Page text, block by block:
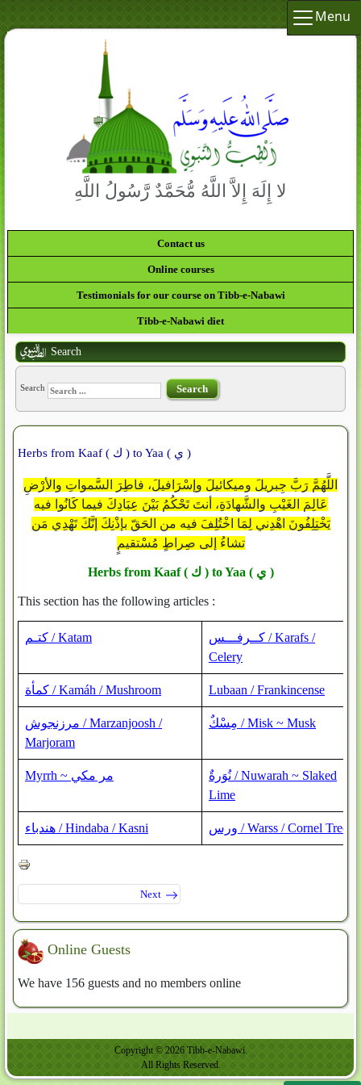
Menu
لا إِلَهَ إِلاَّ اللَّهُ مُّحَمَّدٌ رَّسُولُ اللَّهِ
Contact us
Online courses
Testimonials for our course on Tibb-e-Nabawi
Tibb-e-Nabawi diet
Search
Search Search
Herbs from Kaaf ( ك ) to Yaa ( ي )
اللَّهُمَّ رَبَّ جِبريلَ وميكائيلَ وإسْرَافيلَ، فاطِرَ السَّمواتِ والأرْضِ
عَالِمَ الغَيْبِ والشَّهادَةِ، أنتَ تَحْكُمُ بَيْنَ عِبَادِكَ فيما كَانُوا فيه
يَخْتِلِفُونَ اهْدِني لِمَا اخْتُلِفَ فيه من الحَقّ بإذْنِكَ إنَّكَ تَهْدِي مَن
تشاءُ إلى صِراطٍ مُسْتقيمٍ
Herbs from Kaaf ( ك) to Yaa ( ي )
This section has the following articles :
كتـم / Katam
كــرفـــس / Karafs /
Celery
كمأة / Kamáh / Mushroom Lubaan / Frankincense
مرزنجوش / Marzanjoosh /
Marjoram
مِسْكٌ / Misk ~ Musk
Myrrh ~ مر مكي
نُوَرةٌ / Nuwarah ~ Slaked
Lime
هندباء / Hindaba / Kasni ورس / Warss / Cornel Tree
Next
Online Guests
We have 156 guests and no members online
Copyright © 2026 Tibb-e-Nabawi.
All Rights Reserved.